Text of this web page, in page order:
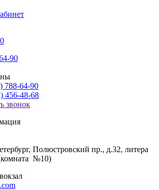
0
90
788-64-90
456-48-68
звонок
Полюстровский пр., д.32, литера
№10)